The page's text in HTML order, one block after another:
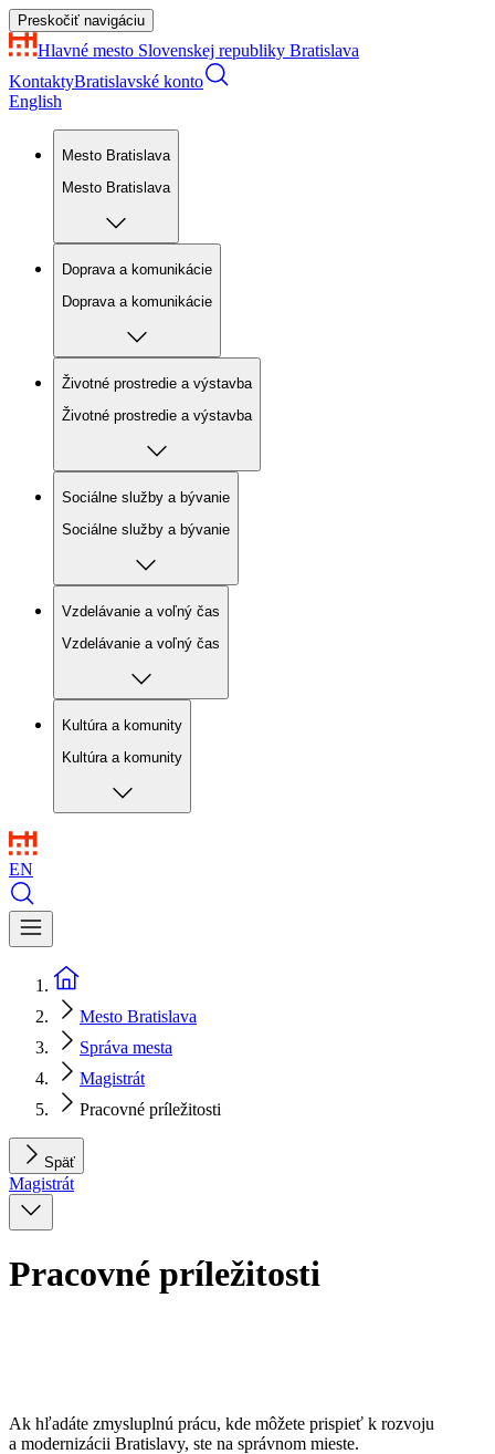
Preskočiť navigáciu
Hlavné mesto Slovenskej republiky Bratislava
KontaktyBratislavské konto
English
Mesto Bratislava
Mesto Bratislava
Doprava a komunikácie
Doprava a komunikácie
Životné prostredie a výstavba
Životné prostredie a výstavba
Sociálne služby a bývanie
Sociálne služby a bývanie
Vzdelávanie a voľný čas
Vzdelávanie a voľný čas
Kultúra a komunity
Kultúra a komunity
EN
Mesto Bratislava
Správa mesta
Magistrát
Pracovné príležitosti
Späť
Magistrát
Pracovné príležitosti
Ak hľadáte zmysluplnú prácu, kde môžete prispieť k rozvoju
a modernizácii Bratislavy, ste na správnom mieste.